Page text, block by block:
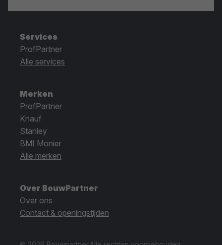
Services
ProfPartner
Alle services
Merken
ProfPartner
Knauf
Stanley
BMI Monier
Alle merken
Over BouwPartner
Over ons
Contact & openingstijden